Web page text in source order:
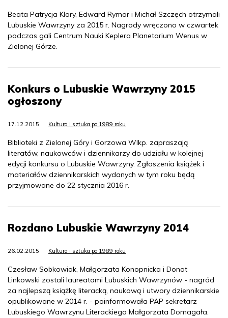
Beata Patrycja Klary, Edward Rymar i Michał Szczęch otrzymali
Lubuskie Wawrzyny za 2015 r. Nagrody wręczono w czwartek
podczas gali Centrum Nauki Keplera Planetarium Wenus w
Zielonej Górze.
Konkurs o Lubuskie Wawrzyny 2015
ogłoszony
17.12.2015 Kultura i sztuka po 1989 roku
Biblioteki z Zielonej Góry i Gorzowa Wlkp. zapraszają
literatów, naukowców i dziennikarzy do udziału w kolejnej
edycji konkursu o Lubuskie Wawrzyny. Zgłoszenia książek i
materiałów dziennikarskich wydanych w tym roku będą
przyjmowane do 22 stycznia 2016 r.
Rozdano Lubuskie Wawrzyny 2014
26.02.2015 Kultura i sztuka po 1989 roku
Czesław Sobkowiak, Małgorzata Konopnicka i Donat
Linkowski zostali laureatami Lubuskich Wawrzynów - nagród
za najlepszą książkę literacką, naukową i utwory dziennikarskie
opublikowane w 2014 r. - poinformowała PAP sekretarz
Lubuskiego Wawrzynu Literackiego Małgorzata Domagała.